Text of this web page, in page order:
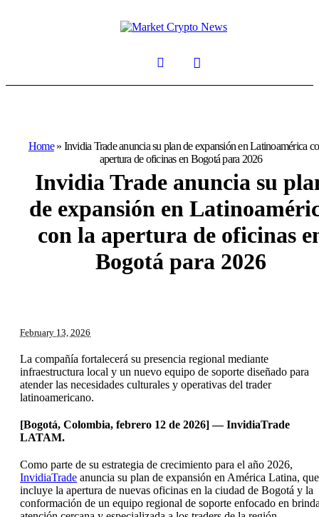
Home» Invidia Trade anuncia su plan de expansión en Latinoamérica
apertura de oficinas en Bogotá para 2026
Invidia Trade anuncia su
de expansión en
con la apertura de oficinas
Bogotá para 2026
February 13, 2026
La compañía fortalecerá su presencia regional mediante
infraestructura local y un nuevo equipo de soporte diseñado para
atender las necesidades culturales y operativas del trader
latinoamericano.
[Bogotá, Colombia, febrero 12 de 2026] — InvidiaTrade
LATAM.
Como parte de su estrategia de crecimiento para el año 2026,
InvidiaTrade anuncia su plan de expansión en América Latina, que
incluye la apertura de nuevas oficinas en la ciudad de Bogotá y la
conformación de un equipo regional de soporte enfocado en